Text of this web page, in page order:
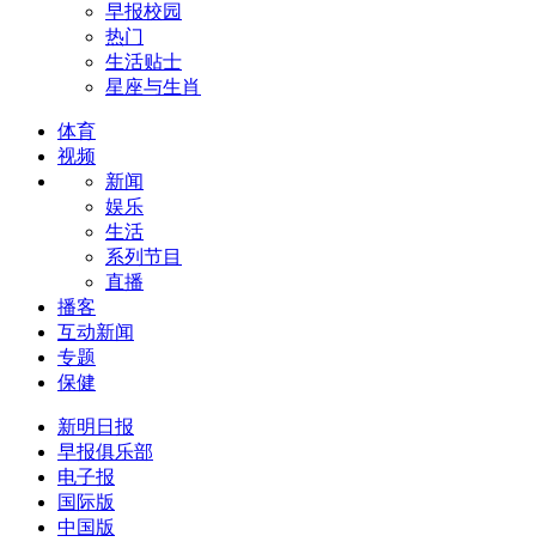
早报校园
热门
生活贴士
星座与生肖
体育
视频
新闻
娱乐
生活
系列节目
直播
播客
互动新闻
专题
保健
新明日报
早报俱乐部
电子报
国际版
中国版